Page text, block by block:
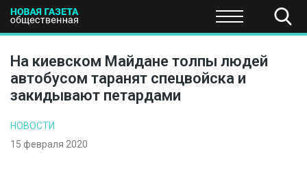
ПОЛИТИКА ЭКОНОМИКА НАУКА И
На киевском Майдане толпы людей
автобусом таранят спецвойска и
закидывают петардами
НОВОСТИ
15 февраля 2020